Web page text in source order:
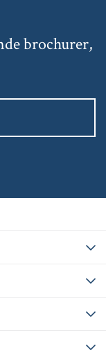
brochurer,